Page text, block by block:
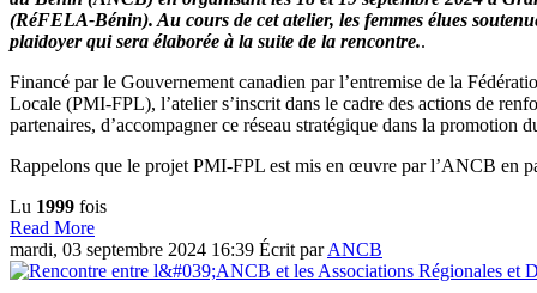
(RéFELA-Bénin). Au cours de cet atelier, les femmes élues
plaidoyer qui sera élaborée à la suite de la rencontre..
Financé par le Gouvernement canadien par l’entremise de la
Locale (PMI-FPL), l’atelier s’inscrit dans le cadre des actions de
partenaires, d’accompagner ce réseau stratégique dans la promotion
Rappelons que le projet PMI-FPL est mis en œuvre par l’ANCB en
Lu 1999 fois
Read More
mardi, 03 septembre 2024 16:39 Écrit parANCB